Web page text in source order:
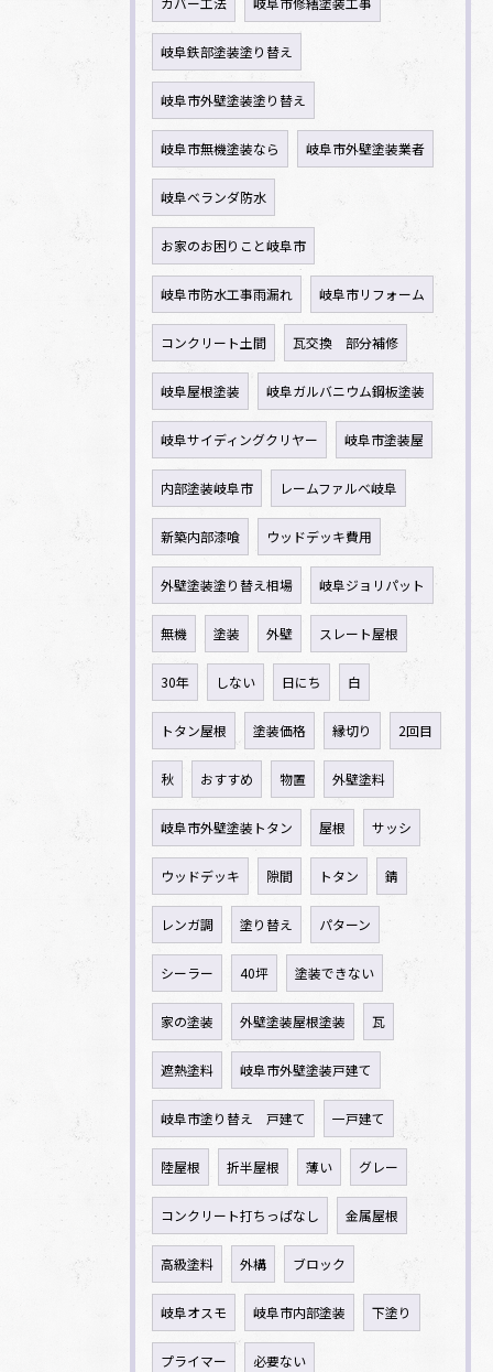
岐阜鉄部塗装塗り替え
岐阜市外壁塗装塗り替え
岐阜市無機塗装なら 岐阜市外壁塗装業者
岐阜ベランダ防水
お家のお困りこと岐阜市
岐阜市防水工事雨漏れ 岐阜市リフォーム
コンクリート土間 瓦交換 部分補修
岐阜屋根塗装 岐阜ガルバニウム鋼板塗装
岐阜サイディングクリヤー 岐阜市塗装屋
内部塗装岐阜市 レームファルべ岐阜
新築内部漆喰 ウッドデッキ費用
外壁塗装塗り替え相場 岐阜ジョリパット
無機 塗装 外壁 スレート屋根
30年 しない 日にち 白
トタン屋根 塗装価格 縁切り 2回目
秋 おすすめ 物置 外壁塗料
岐阜市外壁塗装トタン 屋根 サッシ
ウッドデッキ 隙間 トタン 錆
レンガ調 塗り替え パターン
シーラー 40坪 塗装できない
家の塗装 外壁塗装屋根塗装 瓦
遮熱塗料 岐阜市外壁塗装戸建て
岐阜市塗り替え 戸建て 一戸建て
陸屋根 折半屋根 薄い グレー
コンクリート打ちっぱなし 金属屋根
高級塗料 外構 ブロック
岐阜オスモ 岐阜市内部塗装 下塗り
プライマー 必要ない